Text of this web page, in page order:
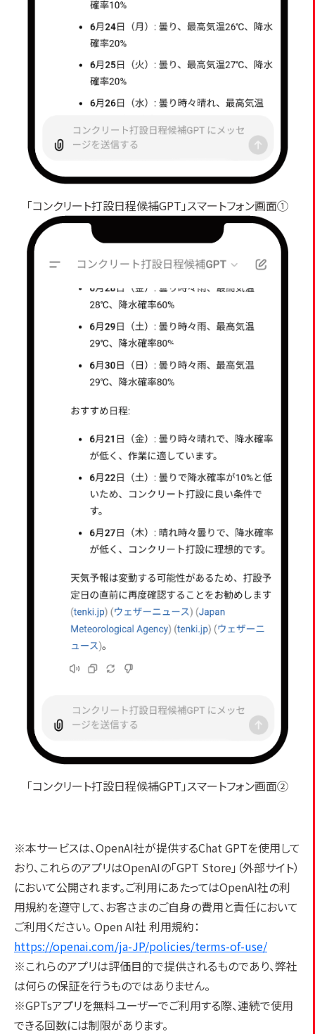
「コンクリート打設日程候補GPT」スマートフォン画面①
「コンクリート打設日程候補GPT」スマートフォン画面②
※本サービスは、OpenAI社が提供するChat GPTを使用して
おり、これらのアプリはOpenAIの「GPT Store」（外部サイト）
において公開されます。ご利用にあたってはOpenAI社の利
用規約を遵守して、お客さまのご自身の費用と責任において
ご利用ください。 Open AI社 利用規約：
https://openai.com/ja-JP/policies/terms-of-use/
※これらのアプリは評価目的で提供されるものであり、弊社
は何らの保証を行うものではありません。
※GPTsアプリを無料ユーザーでご利用する際、連続で使用
できる回数には制限があります。